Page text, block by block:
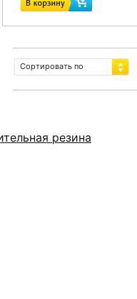
Сортировать по
резина